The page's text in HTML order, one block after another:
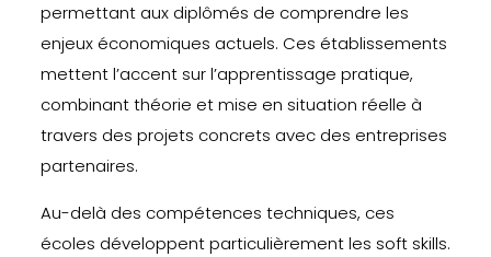
permettant aux diplômés de comprendre les
enjeux économiques actuels. Ces établissements
mettent l’accent sur l’apprentissage pratique,
combinant théorie et mise en situation réelle à
travers des projets concrets avec des entreprises
partenaires.
Au-delà des compétences techniques, ces
écoles développent particulièrement les soft skills.